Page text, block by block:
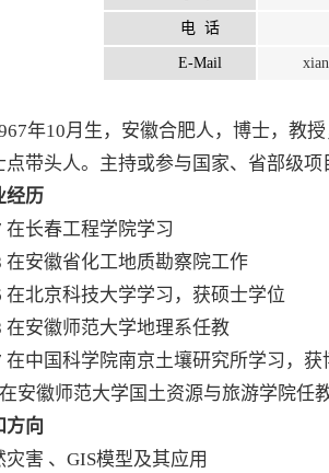
电 话
E-Mail
年10月生，安徽合肥人，博士，教
带头人。主持或参与国家、省部级
经历
长春工程学院学习
在安徽省化工地质勘察院工作
在北京科技大学学习，获硕士学位
在安徽师范大学地理系任教
在中国科学院南京土壤研究所学习，获
安徽师范大学国土资源与旅游学院任
方向
害 、GIS模型及其应用